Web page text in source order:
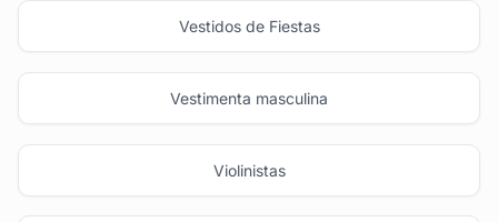
Vestidos de Fiestas
Vestimenta masculina
Violinistas